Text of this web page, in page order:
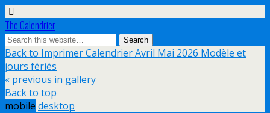
The Calendrier
Back to Imprimer Calendrier Avril Mai 2026 Modèle et
jours fériés
« previous in gallery
Back to top
mobile desktop